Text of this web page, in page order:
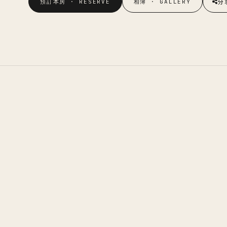
預訂本房 · RESERVE 相簿 · GALLERY